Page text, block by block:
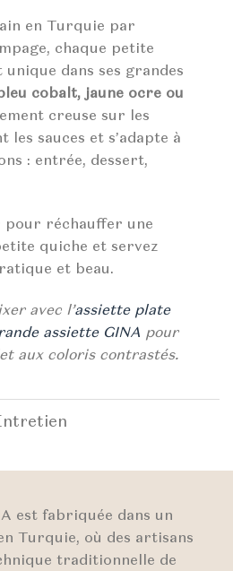
en Turquie par
chaque petite
unique dans ses grandes
cobalt, jaune ocre ou
creuse sur les
sauces et s’adapte à
: entrée, dessert,
pour réchauffer une
quiche et servez
et beau.
avec l’assiette plate
assiette GINA pour
aux coloris contrastés.
est fabriquée dans un
Turquie, où des artisans
traditionnelle de